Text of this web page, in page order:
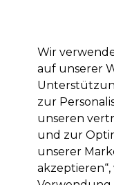
Marken Deals
S-PRO
S-PRO Hair
Wir
auf unserer
zur
unseren
und zur
unserer
akzeptieren“,